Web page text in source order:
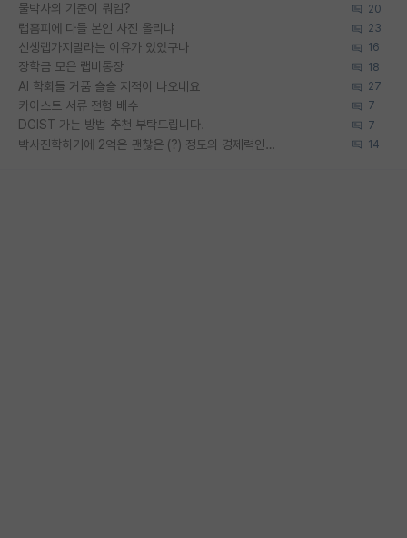
물박사의 기준이 뭐임? 20
랩홈피에 다들 본인 사진 올리냐 23
신생랩가지말라는 이유가 있었구나 16
장학금 모은 랩비통장 18
AI 학회들 거품 슬슬 지적이 나오네요 27
카이스트 서류 전형 배수 7
DGIST 가는 방법 추천 부탁드립니다. 7
박사진학하기에 2억은 괜찮은 (?) 정도의 경제력인가요 14